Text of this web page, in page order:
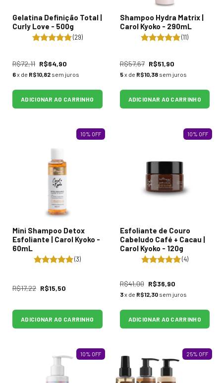
Gelatina Definição Total |
Curly Love - 500g
(29)
R$72,11 R$64,90
6x de R$10,82 sem juros
ADICIONAR AO CARRINHO
Shampoo Hydra Matrix |
Carol Kyoko - 290mL
(11)
R$57,67 R$51,90
5x de R$10,38 sem juros
ADICIONAR AO CARRINHO
10% OFF
Mini Shampoo Detox
Esfoliante | Carol Kyoko -
60mL
(3)
R$17,22 R$15,50
ADICIONAR AO CARRINHO
10% OFF
Esfoliante de Couro
Cabeludo Café + Cacau |
Carol Kyoko - 120g
(4)
R$41,00 R$36,90
3x de R$12,30 sem juros
ADICIONAR AO CARRINHO
10% OFF 25% OFF